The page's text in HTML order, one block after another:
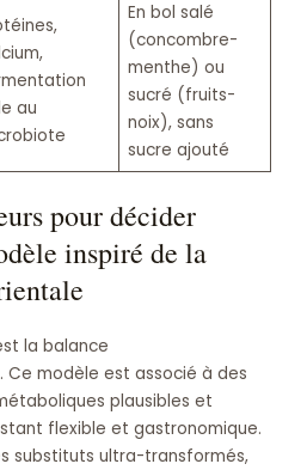
au
En bol salé
(concombre-
menthe) ou
sucré (fruits-
noix), sans
sucre ajouté
pour décider
inspiré de la
la balance
modèle est associé à des
plausibles et
flexible et gastronomique.
substituts ultra-transformés,